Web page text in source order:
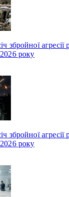
збройної
року
збройної
року